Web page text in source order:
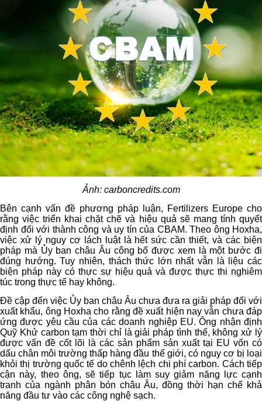
Ảnh: carboncredits.com
Bên cạnh vấn đề phương pháp luận, Fertilizers Europe cho
rằng việc triển khai chặt chẽ và hiệu quả sẽ mang tính quyết
định đối với thành công và uy tín của CBAM. Theo ông Hoxha,
việc xử lý nguy cơ lách luật là hết sức cần thiết, và các biện
pháp mà Ủy ban châu Âu công bố được xem là một bước đi
đúng hướng. Tuy nhiên, thách thức lớn nhất vẫn là liệu các
biện pháp này có thực sự hiệu quả và được thực thi nghiêm
túc trong thực tế hay không.
Đề cập đến việc Ủy ban châu Âu chưa đưa ra giải pháp đối với
xuất khẩu, ông Hoxha cho rằng đề xuất hiện nay vẫn chưa đáp
ứng được yêu cầu của các doanh nghiệp EU. Ông nhận định
Quỹ Khử carbon tạm thời chỉ là giải pháp tình thế, không xử lý
được vấn đề cốt lõi là các sản phẩm sản xuất tại EU vốn có
dấu chân môi trường thấp hàng đầu thế giới, có nguy cơ bị loại
khỏi thị trường quốc tế do chênh lệch chi phí carbon. Cách tiếp
cận này, theo ông, sẽ tiếp tục làm suy giảm năng lực cạnh
tranh của ngành phân bón châu Âu, đồng thời hạn chế khả
năng đầu tư vào các công nghệ sạch.